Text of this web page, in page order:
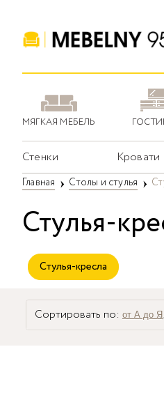
МЯГКАЯ МЕБЕЛЬ
Стенки Кровати
Главная Столы и стулья
Стулья-
Стулья-кресла
Сортировать по: от А до Я